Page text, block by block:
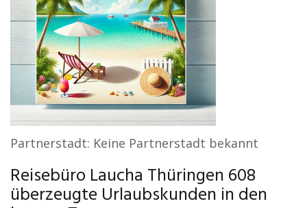
Partnerstadt: Keine Partnerstadt bekannt
Reisebüro Laucha Thüringen 608
überzeugte Urlaubskunden in den